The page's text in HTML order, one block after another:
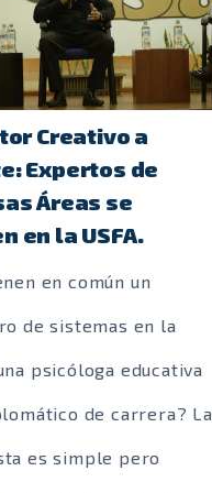
Creativo a
Expertos de
Áreas se
en la USFA.
en común un
de sistemas en la
psicóloga educativa
de carrera? La
es simple pero